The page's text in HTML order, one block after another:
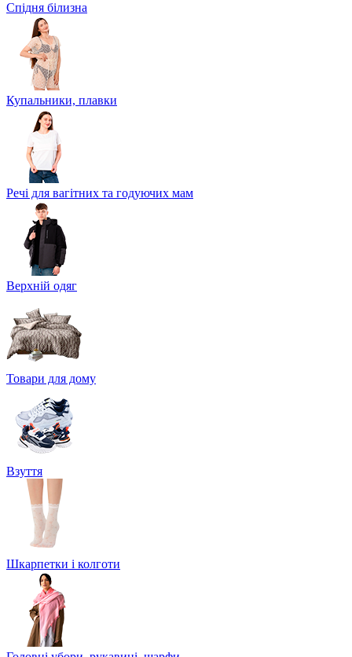
Спідня білизна
Купальники, плавки
Речі для вагітних та годуючих мам
Верхній одяг
Товари для дому
Взуття
Шкарпетки і колготи